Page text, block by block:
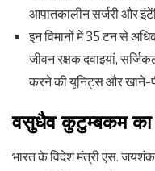
आपातकालीन सर्जरी और
इन विमानों में 35 टन से
जीवन रक्षक दवाइयां,
करने की यूनिट्स और खाने-
वसुधैव कुटुम्बकम
भारत के विदेश मंत्री एस.